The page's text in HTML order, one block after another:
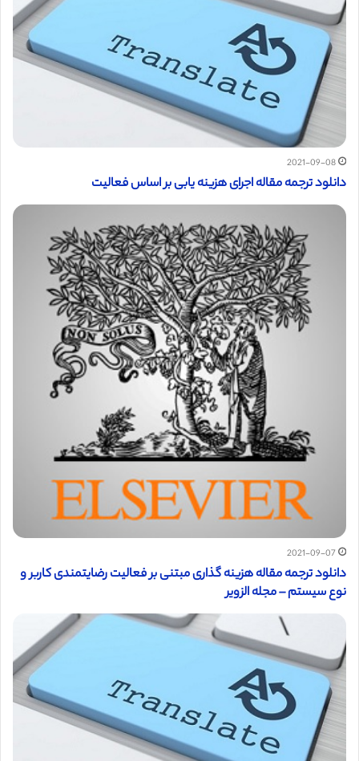
2021-09-08
دانلود ترجمه مقاله اجرای هزینه یابی بر اساس فعالیت
2021-09-07
دانلود ترجمه مقاله هزینه گذاری مبتنی بر فعالیت رضایتمندی کاربر و
نوع سیستم – مجله الزویر